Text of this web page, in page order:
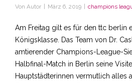
Von Autor März 6, 2019 champions
Am Freitag gilt es für den ttc berlin
Königsklasse. Das Team von Dr.
amtierender Champions-League-
Halbfinal-Match in Berlin seine
Hauptstädterinnen vermutlich alles